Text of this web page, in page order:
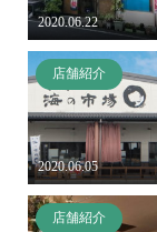
2020.06.22
2020.06.05
店舗紹介
店舗紹介